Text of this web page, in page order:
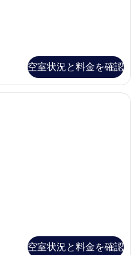
空室状況と料金を確認
個別の浴槽とシャワー、バスアメニ
空室状況と料金を確認